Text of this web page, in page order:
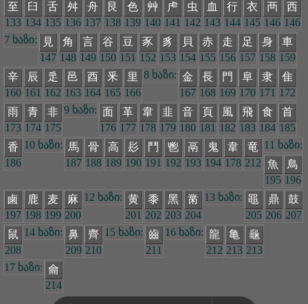
至
133
臼
134
舌
135
舛
136
舟
137
艮
138
色
139
艸
140
虍
141
虫
142
血
143
行
144
衣
145
襾
146
西
146
7 ხაზი:
見
147
角
148
言
149
谷
150
豆
151
豕
152
豸
153
貝
154
赤
155
走
156
足
157
身
158
車
159
辛
160
辰
161
辵
162
邑
163
酉
164
釆
165
里
166
8 ხაზი: 金
167
長
168
門
169
阜
170
隶
171
隹
172
雨
173
青
174
非
175
9 ხაზი: 面
176
革
177
韋
178
韭
179
音
180
頁
181
風
182
飛
183
食
184
首
185
香
186
10 ხაზი: 馬
187
骨
188
高
189
髟
190
鬥
191
鬯
192
鬲
193
鬼
194
韋
178
竜
212
11 ხაზი:
魚
195
鳥
196
鹵
197
鹿
198
麦
199
麻
200
12 ხაზი: 黄
201
黍
202
黑
203
黹
204
13 ხაზი: 黽
205
鼎
206
鼓
207
鼠
208
14 ხაზი: 鼻
209
齊
210
15 ხაზი: 齒
211
16 ხაზი: 龍
212
亀
213
龜
213
17 ხაზი: 龠
214